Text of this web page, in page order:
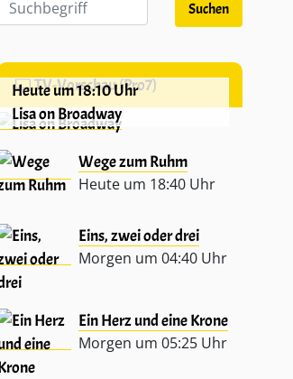
TV-Vorschau (Pro7)
Heute um 18:10 Uhr
Lisa on Broadway
Wege zum Ruhm
Heute um 18:40 Uhr
Eins, zwei oder drei
Morgen um 04:40 Uhr
Ein Herz und eine Krone
Morgen um 05:25 Uhr